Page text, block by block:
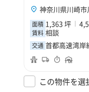
神奈川県川崎
面積 1,363 坪
賃料 相談
交通 首都高速湾
この物件を選